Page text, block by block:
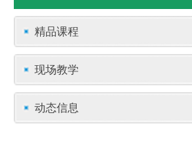
精品课程
现场教学
动态信息